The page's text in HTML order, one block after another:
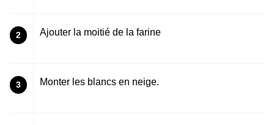
2 Ajouter la moitié de la farine
3 Monter les blancs en neige.